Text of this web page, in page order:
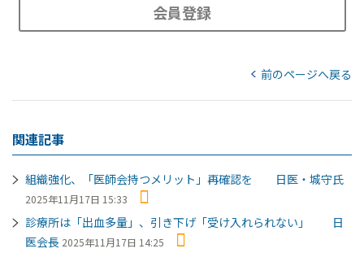
会員登録
前のページへ戻る
関連記事
組織強化、「医師会持つメリット」再確認を 日医・城守氏
2025年11月17日 15:33
診療所は「出血多量」、引き下げ「受け入れられない」 日
医会長 2025年11月17日 14:25